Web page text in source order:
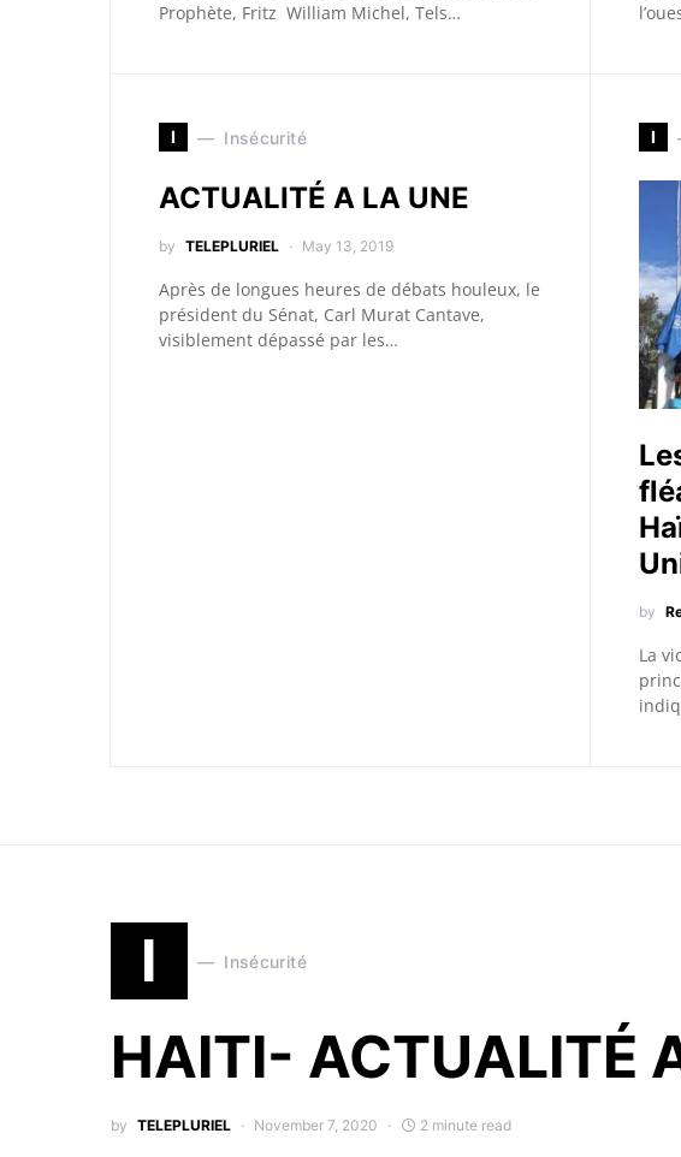
Prophète, Fritz William Michel, Tels…
I Insécurité
ACTUALITÉ A LA UNE
by TELEPLURIEL May 13, 2019
Après de longues heures de débats houleux, le
président du Sénat, Carl Murat Cantave,
visiblement dépassé par les…
I
by
La
I Insécurité
HAITI- ACTUALITÉ
by TELEPLURIEL November 7, 2020 2 minute read